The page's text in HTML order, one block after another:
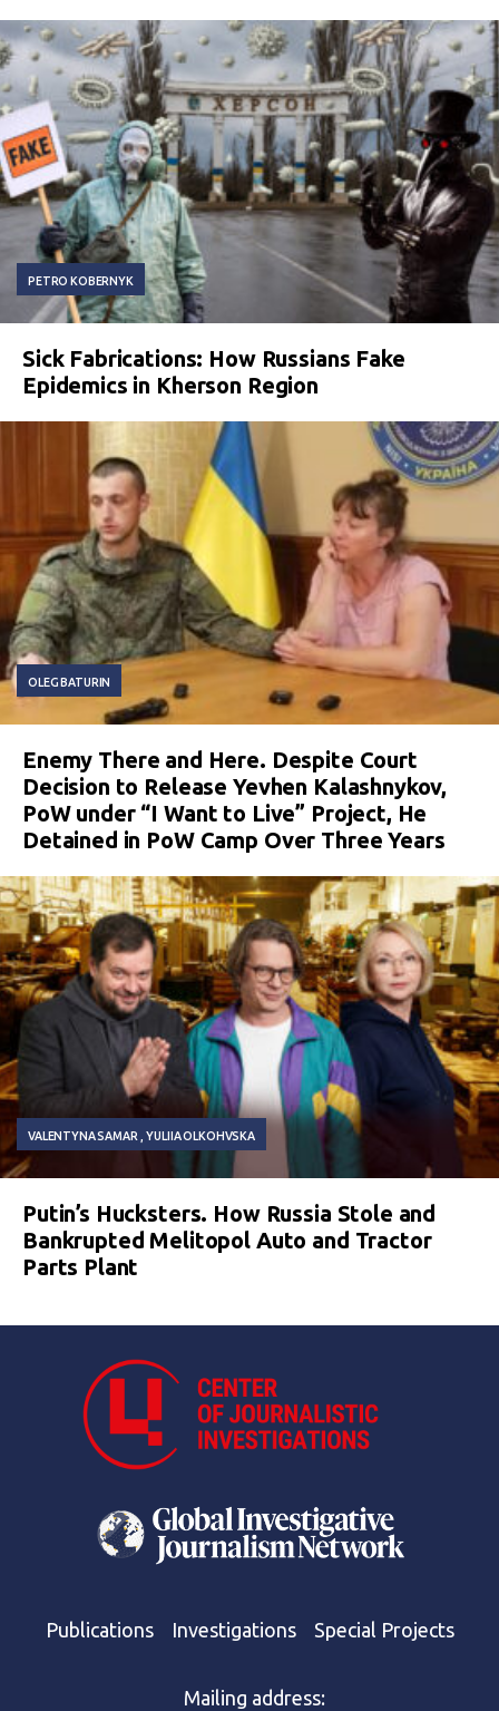
PETRO KOBERNYK
Sick Fabrications: How Russians Fake
Epidemics in Kherson Region
OLEG BATURIN
Enemy There and Here. Despite Court
Decision to Release Yevhen Kalashnykov,
PoW under “I Want to Live” Project, He
Detained in PoW Camp Over Three Years
VALENTYNA SAMAR YULIIA OLKOHVSKA
Putin’s Hucksters. How Russia Stole and
Bankrupted Melitopol Auto and Tractor
Parts Plant
Publications Investigations Special Projects
Mailing address: